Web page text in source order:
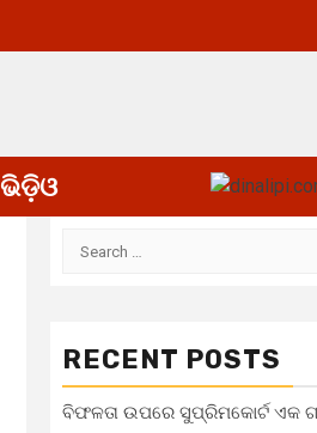
ଭିଡ଼ିଓ
Search
RECENT POSTS
ବିଫଳତା ଉପରେ ସୁପ୍ରିମକୋର୍ଟ ଏକ